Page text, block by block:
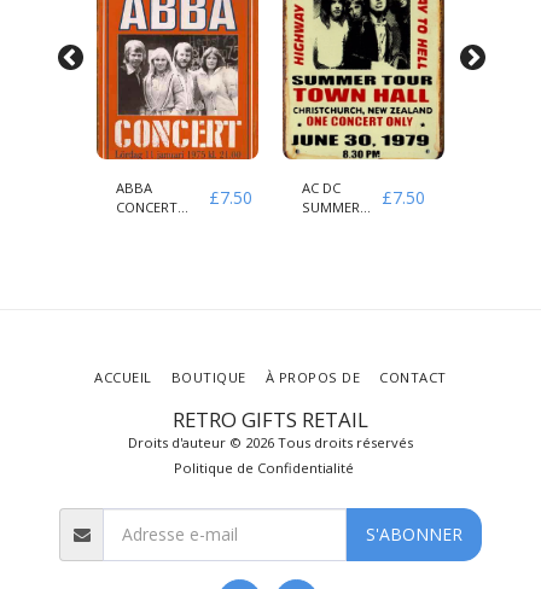
ABBA
CONCERT
£7.50
AC DC
SUMMER
£7.50
RETRO GIFTS RETAIL
Droits d'auteur © 2026 Tous droits réservés
Politique de Confidentialité
ACCUEIL BOUTIQUE À PROPOS DE CONTACT
S'ABONNER